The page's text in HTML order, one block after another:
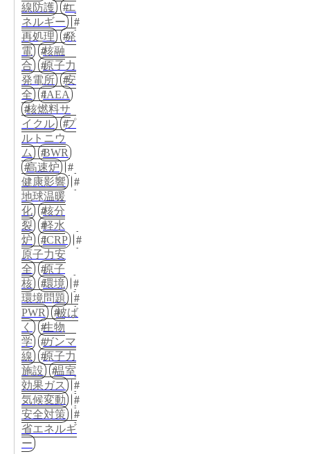
線防護
エ
ネルギー
再処理
発
電
核融
合
原子力
発電所
安
全
IAEA
核燃料サ
イクル
プ
ルトニウ
ム
BWR
高速炉
健康影響
地球温暖
化
核分
裂
軽水
炉
ICRP
原子力安
全
原子
核
環境
環境問題
PWR
被ば
く
生物
学
ガンマ
線
原子力
施設
温室
効果ガス
気候変動
安全対策
省エネルギ
ー